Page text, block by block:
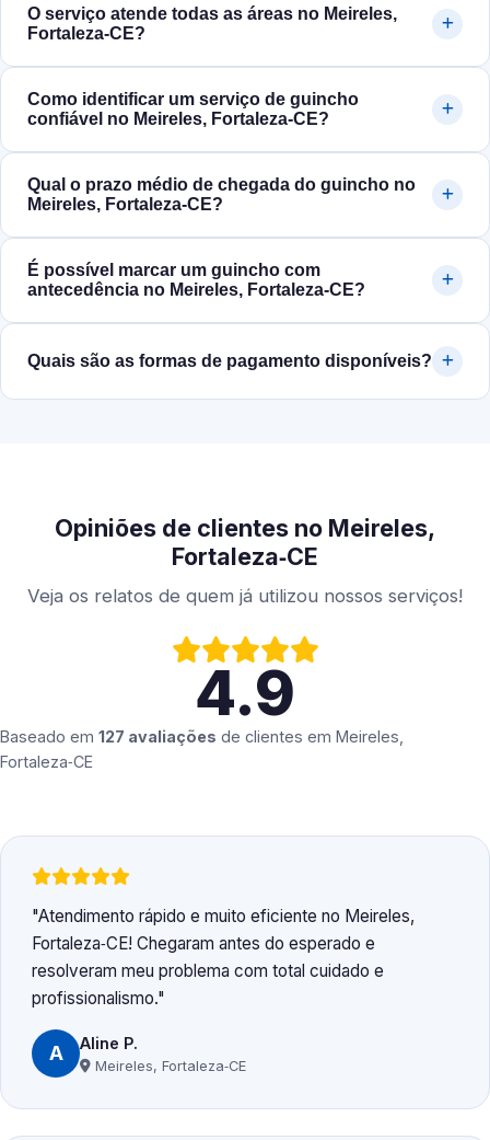
O serviço atende todas as áreas no Meireles,
Fortaleza‑CE?
Como identificar um serviço de guincho
confiável no Meireles, Fortaleza‑CE?
Qual o prazo médio de chegada do guincho no
Meireles, Fortaleza‑CE?
É possível marcar um guincho com
antecedência no Meireles, Fortaleza‑CE?
Quais são as formas de pagamento disponíveis?
Opiniões de clientes no Meireles,
Fortaleza‑CE
Veja os relatos de quem já utilizou nossos serviços!
4.9
Baseado em 127 avaliações de clientes em Meireles,
Fortaleza‑CE
Atendimento rápido e muito eficiente no Meireles,
Fortaleza‑CE! Chegaram antes do esperado e
resolveram meu problema com total cuidado e
profissionalismo.
A Aline P.
Meireles, Fortaleza‑CE